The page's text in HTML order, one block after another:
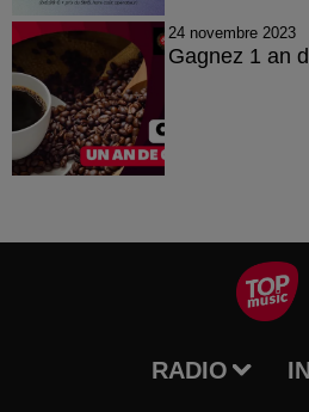
24 novembre 2023
Gagnez 1 an
RADIO